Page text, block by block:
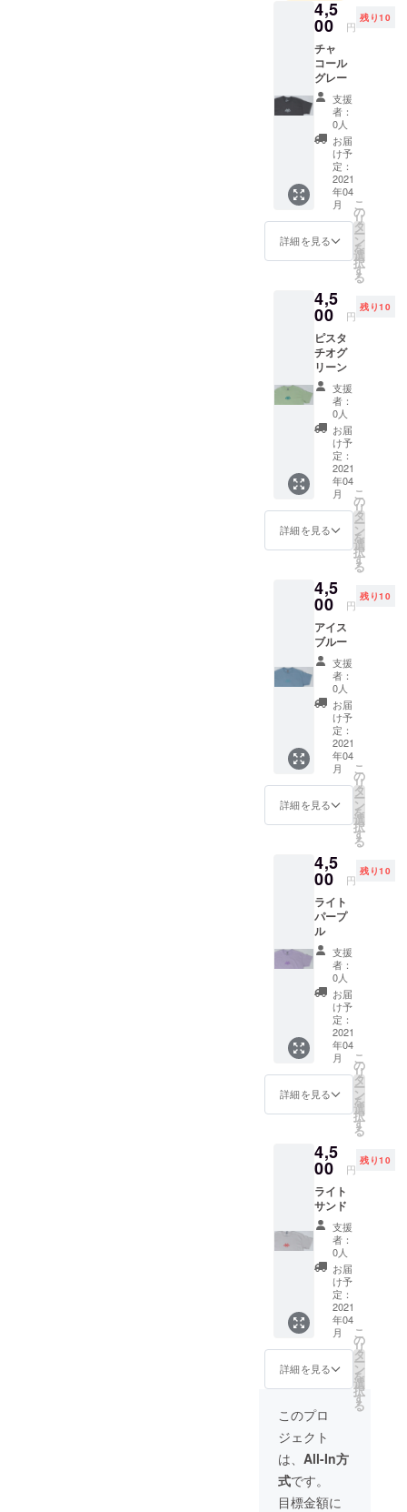
4,5
00 円
残り10
チャ
コール
グレー
支援
者：
0人
お届
け予
定：
2021
年04
月
詳細を見る
こ
の
リ
タ
ー
ン
を
選
択
す
る
4,5
00 円
残り10
ピスタ
チオグ
リーン
支援
者：
0人
お届
け予
定：
2021
年04
月
詳細を見る
こ
の
リ
タ
ー
ン
を
選
択
す
る
4,5
00 円
残り10
アイス
ブルー
支援
者：
0人
お届
け予
定：
2021
年04
月
詳細を見る
こ
の
リ
タ
ー
ン
を
選
択
す
る
4,5
00 円
残り10
ライト
パープ
ル
支援
者：
0人
お届
け予
定：
2021
年04
月
詳細を見る
こ
の
リ
タ
ー
ン
を
選
択
す
る
4,5
00 円
残り10
ライト
サンド
支援
者：
0人
お届
け予
定：
2021
年04
月
詳細を見る
こ
の
リ
タ
ー
ン
を
選
択
す
る
このプロ
ジェクト
は、 All-In方
式です。
目標金額に